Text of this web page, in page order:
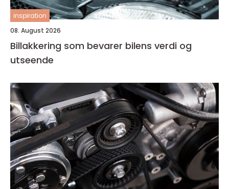
inspiration
08. August 2026
Billakkering som bevarer bilens verdi og
utseende